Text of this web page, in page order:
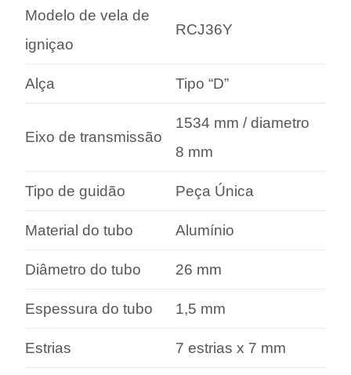
Modelo de vela de
igniçao
RCJ36Y
Alça Tipo “D”
Eixo de transmissão
1534 mm / diametro
8 mm
Tipo de guidão Peça Única
Material do tubo Alumínio
Diâmetro do tubo 26 mm
Espessura do tubo 1,5 mm
Estrias 7 estrias x 7 mm